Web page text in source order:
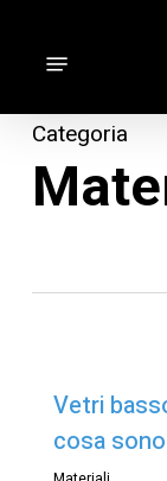
contenuto
Menu
Categoria
Vetri
cosa